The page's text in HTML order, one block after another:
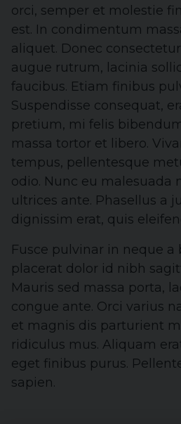
orci, semper et molestie
est. In condimentum
aliquet. Donec
augue rutrum, lacinia
faucibus. Etiam finibus
Suspendisse consequat,
pretium, mi felis
massa tortor et libero.
tempus, pellentesque
odio. Nunc eu malesuada
ultrices ante. Phasellus a
dignissim erat, quis
Fusce pulvinar in neque a
placerat dolor id nibh
Mauris sed massa porta,
congue ante. Orci varius
et magnis dis parturient
ridiculus mus. Aliquam
eget finibus purus.
sapien.